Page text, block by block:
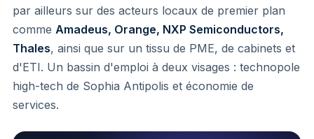
par ailleurs sur des acteurs locaux de premier plan
comme Amadeus, Orange, NXP Semiconductors,
Thales, ainsi que sur un tissu de PME, de cabinets et
d'ETI. Un bassin d'emploi à deux visages : technopole
high-tech de Sophia Antipolis et économie de
services.